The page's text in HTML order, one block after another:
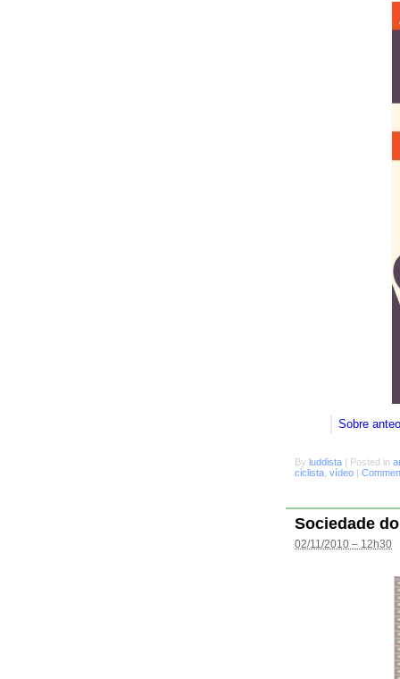
Sobre
By luddista Posted in
ciclista vídeo
Sociedade
02/11/2010 – 12h30